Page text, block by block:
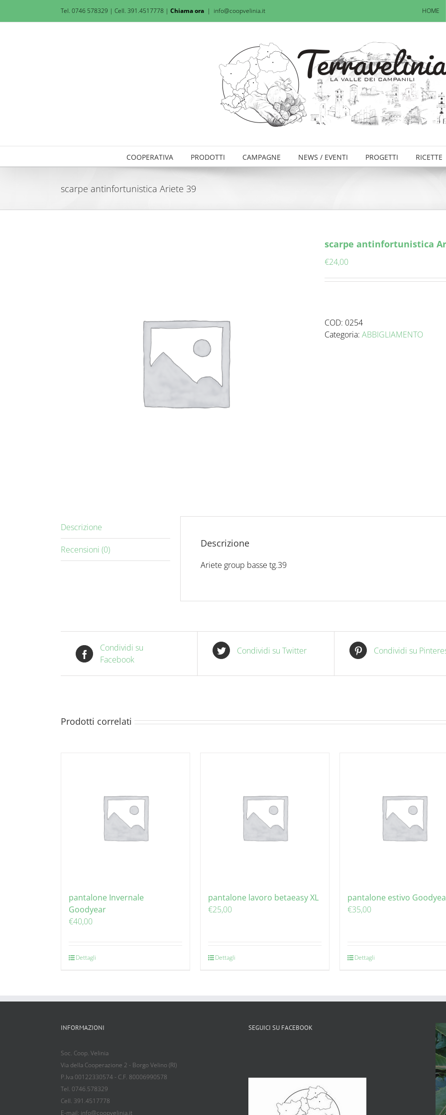
Tel. 0746 578329 | Cell. 391.4517778 | Chiama ora | info@coopvelinia.it HOME
COOPERATIVA PRODOTTI CAMPAGNE NEWS / EVENTI PROGETTI RICETTE
scarpe antinfortunistica Ariete 39
scarpe antinfortunistica
€24,00
COD: 0254
Categoria: ABBIGLIAMENTO
Descrizione
Recensioni (0)
Descrizione
Ariete group basse tg.39
Condividi su
Facebook
Condividi su Twitter Condividi su
Prodotti correlati
pantalone Invernale
Goodyear
€40,00
Dettagli
pantalone lavoro betaeasy XL
€25,00
Dettagli
pantalone estivo
€35,00
Dettagli
INFORMAZIONI
Soc. Coop. Velinia
Via della Cooperazione 2 - Borgo Velino (RI)
P.Iva 00122330574 - C.F. 80006990578
Tel. 0746.578329
Cell. 391.4517778
E-mail: info@coopvelinia.it
SEGUICI SU FACEBOOK